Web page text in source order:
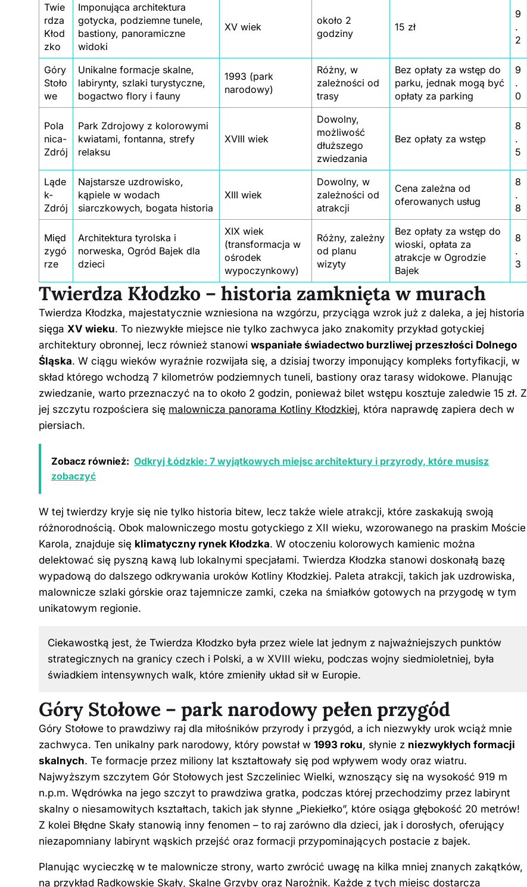
Twie
rdza
Kłod
zko
Imponująca architektura
gotycka, podziemne tunele,
bastiony, panoramiczne
widoki
XV wiek
około 2
godziny
15 zł
9
.
2
Góry
Stoło
we
Unikalne formacje skalne,
labirynty, szlaki turystyczne,
bogactwo flory i fauny
1993 (park
narodowy)
Różny, w
zależności od
trasy
Bez opłaty za wstęp do
parku, jednak mogą być
opłaty za parking
9
.
0
Pola
nica-
Zdrój
Park Zdrojowy z kolorowymi
kwiatami, fontanna, strefy
relaksu
XVIII wiek
Dowolny,
możliwość
dłuższego
zwiedzania
Bez opłaty za wstęp
8
.
5
Ląde
k-
Zdrój
Najstarsze uzdrowisko,
kąpiele w wodach
siarczkowych, bogata historia
XIII wiek
Dowolny, w
zależności od
atrakcji
Cena zależna od
oferowanych usług
8
.
8
Międ
zygó
rze
Architektura tyrolska i
norweska, Ogród Bajek dla
dzieci
XIX wiek
(transformacja w
ośrodek
wypoczynkowy)
Różny, zależny
od planu
wizyty
Bez opłaty za wstęp do
wioski, opłata za
atrakcje w Ogrodzie
Bajek
8
.
3
Twierdza Kłodzko – historia zamknięta w murach
Twierdza Kłodzka, majestatycznie wzniesiona na wzgórzu, przyciąga wzrok już z daleka, a jej historia
sięga XV wieku. To niezwykłe miejsce nie tylko zachwyca jako znakomity przykład gotyckiej
architektury obronnej, lecz również stanowi wspaniałe świadectwo burzliwej przeszłości Dolnego
Śląska. W ciągu wieków wyraźnie rozwijała się, a dzisiaj tworzy imponujący kompleks fortyfikacji, w
skład którego wchodzą 7 kilometrów podziemnych tuneli, bastiony oraz tarasy widokowe. Planując
zwiedzanie, warto przeznaczyć na to około 2 godzin, ponieważ bilet wstępu kosztuje zaledwie 15 zł. Z
jej szczytu rozpościera się malownicza panorama Kotliny Kłodzkiej, która naprawdę zapiera dech w
piersiach.
Zobacz również: Odkryj Łódzkie: 7 wyjątkowych miejsc architektury i przyrody, które musisz
zobaczyć
W tej twierdzy kryje się nie tylko historia bitew, lecz także wiele atrakcji, które zaskakują swoją
różnorodnością. Obok malowniczego mostu gotyckiego z XII wieku, wzorowanego na praskim Moście
Karola, znajduje się klimatyczny rynek Kłodzka. W otoczeniu kolorowych kamienic można
delektować się pyszną kawą lub lokalnymi specjałami. Twierdza Kłodzka stanowi doskonałą bazę
wypadową do dalszego odkrywania uroków Kotliny Kłodzkiej. Paleta atrakcji, takich jak uzdrowiska,
malownicze szlaki górskie oraz tajemnicze zamki, czeka na śmiałków gotowych na przygodę w tym
unikatowym regionie.
Ciekawostką jest, że Twierdza Kłodzko była przez wiele lat jednym z najważniejszych punktów
strategicznych na granicy czech i Polski, a w XVIII wieku, podczas wojny siedmioletniej, była
świadkiem intensywnych walk, które zmieniły układ sił w Europie.
Góry Stołowe – park narodowy pełen przygód
Góry Stołowe to prawdziwy raj dla miłośników przyrody i przygód, a ich niezwykły urok wciąż mnie
zachwyca. Ten unikalny park narodowy, który powstał w 1993 roku, słynie z niezwykłych formacji
skalnych. Te formacje przez miliony lat kształtowały się pod wpływem wody oraz wiatru.
Najwyższym szczytem Gór Stołowych jest Szczeliniec Wielki, wznoszący się na wysokość 919 m
n.p.m. Wędrówka na jego szczyt to prawdziwa gratka, podczas której przechodzimy przez labirynt
skalny o niesamowitych kształtach, takich jak słynne „Piekiełko”, które osiąga głębokość 20 metrów!
Z kolei Błędne Skały stanowią inny fenomen – to raj zarówno dla dzieci, jak i dorosłych, oferujący
niezapomniany labirynt wąskich przejść oraz formacji przypominających postacie z bajek.
Planując wycieczkę w te malownicze strony, warto zwrócić uwagę na kilka mniej znanych zakątków,
na przykład Radkowskie Skały, Skalne Grzyby oraz Narożnik. Każde z tych miejsc dostarcza